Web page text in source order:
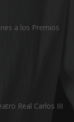
a los Premios
Real Carlos III